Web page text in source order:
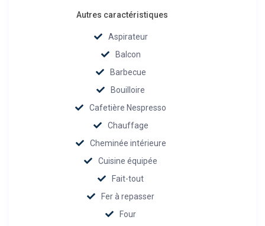
Autres caractéristiques
Aspirateur
Balcon
Barbecue
Bouilloire
Cafetière Nespresso
Chauffage
Cheminée intérieure
Cuisine équipée
Fait-tout
Fer à repasser
Four